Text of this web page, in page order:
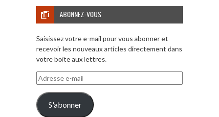
ABONNEZ-VOUS
Saisissez votre e-mail pour vous abonner et
recevoir les nouveaux articles directement dans
votre boite aux lettres.
Adresse
e-
mail
S'abonner